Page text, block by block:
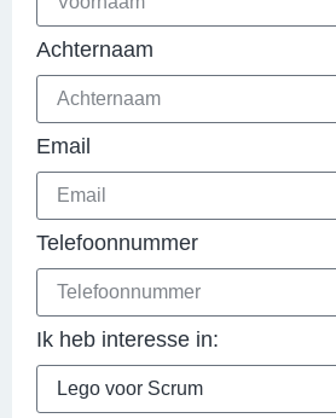
Achternaam
Email
Telefoonnummer
Ik heb interesse in: